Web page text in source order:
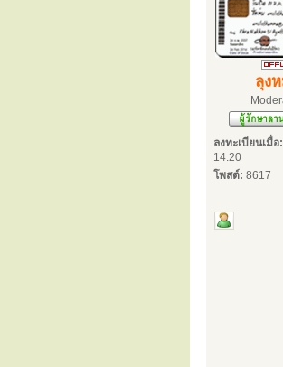
ลุง
ลงทะเบียนเมื่อ:
14:20
โพสต์: 8617